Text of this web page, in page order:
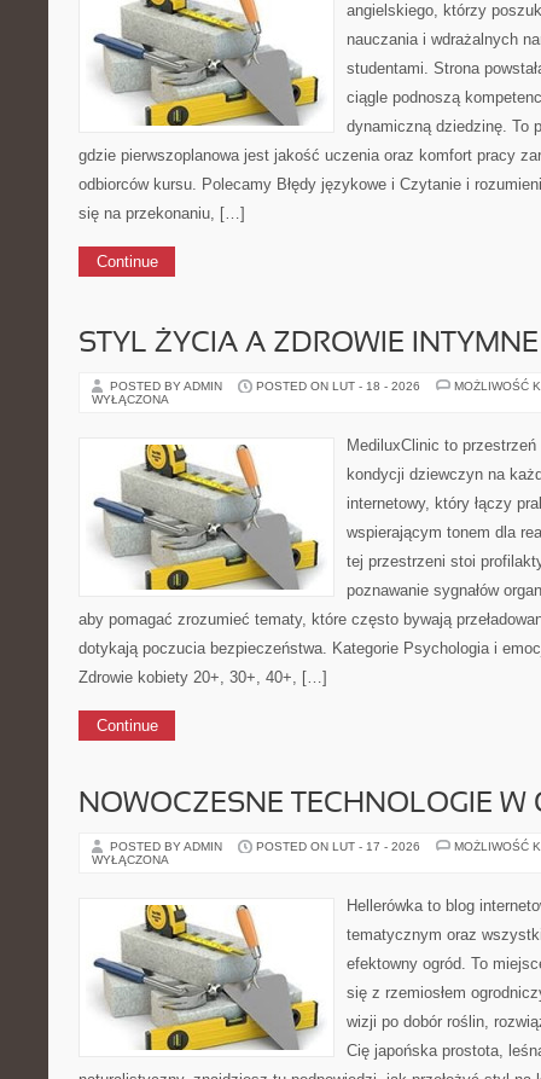
angielskiego, którzy
nauczania i wdrażalnych
studentami. Strona
ciągle podnoszą
dynamiczną dziedzinę. To
gdzie pierwszoplanowa jest jakość uczenia oraz komfort pracy
odbiorców kursu. Polecamy Błędy językowe i Czytanie i
się na przekonaniu, […]
Continue
STYL ŻYCIA A ZDROWIE INTYMNE
POSTED BY ADMIN POSTED ON LUT - 18 - 2026
MOŻLIWOŚĆ
WYŁĄCZONA
MediluxClinic to
kondycji dziewczyn na
internetowy, który łączy
wspierającym tonem dla
tej przestrzeni stoi
poznawanie sygnałów
aby pomagać zrozumieć tematy, które często bywają
dotykają poczucia bezpieczeństwa. Kategorie Psychologia i
Zdrowie kobiety 20+, 30+, 40+, […]
Continue
NOWOCZESNE TECHNOLOGIE W
POSTED BY ADMIN POSTED ON LUT - 17 - 2026
MOŻLIWOŚĆ
WYŁĄCZONA
Hellerówka to blog
tematycznym oraz
efektowny ogród. To
się z rzemiosłem
wizji po dobór roślin,
Cię japońska prostota,